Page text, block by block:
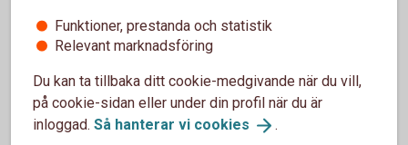
För att hålla informationen uppdaterad behöver du
legitimera dig hos den andra banken var sjätte
månad.
Funktioner, prestanda och statistik
Relevant marknadsföring
Du kan ta tillbaka ditt cookie-medgivande när du vill,
på cookie-sidan eller under din profil när du är
inloggad. Så hanterar vi cookies .